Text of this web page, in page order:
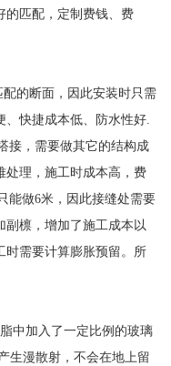
的匹配，定制费钱、费
的断面，因此安装时只需
、快捷成本低、防水性好.
接，需要做其它的结构成
处理，施工时成本高，费
能做6米，因此接缝处需要
副檩，增加了施工成本以
时需要计算膨胀预留。所
中加入了一定比例的玻璃
生漫散射，不会在地上留